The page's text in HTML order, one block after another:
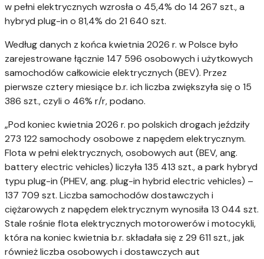
w pełni elektrycznych wzrosła o 45,4% do 14 267 szt., a
hybryd plug-in o 81,4% do 21 640 szt.
Według danych z końca kwietnia 2026 r. w Polsce było
zarejestrowane łącznie 147 596 osobowych i użytkowych
samochodów całkowicie elektrycznych (BEV). Przez
pierwsze cztery miesiące b.r. ich liczba zwiększyła się o 15
386 szt., czyli o 46% r/r, podano.
„Pod koniec kwietnia 2026 r. po polskich drogach jeździły
273 122 samochody osobowe z napędem elektrycznym.
Flota w pełni elektrycznych, osobowych aut (BEV, ang.
battery electric vehicles) liczyła 135 413 szt., a park hybryd
typu plug-in (PHEV, ang. plug-in hybrid electric vehicles) –
137 709 szt. Liczba samochodów dostawczych i
ciężarowych z napędem elektrycznym wynosiła 13 044 szt.
Stale rośnie flota elektrycznych motorowerów i motocykli,
która na koniec kwietnia b.r. składała się z 29 611 szt., jak
również liczba osobowych i dostawczych aut